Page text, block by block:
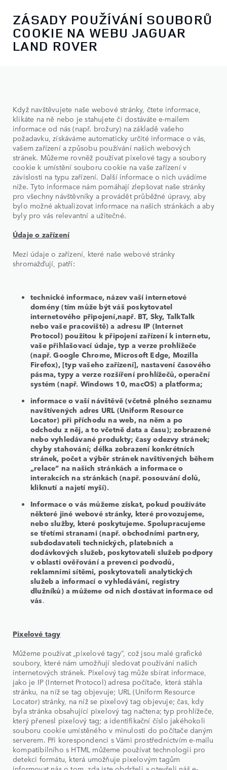
ZÁSADY POUŽÍVÁNÍ SOUBORŮ
COOKIE NA WEBU JAGUAR
LAND ROVER
Když navštěvujete naše webové stránky, čtete informace,
klikáte na ně nebo je stahujete či dostáváte e-mailem
informace od nás (např. brožury) na základě vašeho
požadavku, získáváme automaticky určité informace o vás,
vašem zařízení a způsobu používání našich webových
stránek. Můžeme rovněž používat pixelové tagy a soubory
cookie k umístění souboru cookie na vaše zařízení v
závislosti na typu zařízení. Další informace o nich uvádíme
níže. Tyto informace nám pomáhají zlepšovat naše stránky
pro všechny návštěvníky a provádět průběžné úpravy, aby
bylo možné aktualizovat informace na našich stránkách a aby
byly pro vás relevantní a užitečné.
Údaje o zařízení
Mezi údaje o zařízení, které naše webové stránky
shromažďují, patří:
technické informace, název vaší internetové
domény (tím může být váš poskytovatel
internetového připojení,např. BT, Sky, TalkTalk
nebo vaše pracoviště) a adresu IP (Internet
Protocol) použitou k připojení zařízení k internetu,
vaše přihlašovací údaje, typ a verze prohlížeče
(např. Google Chrome, Microsoft Edge, Mozilla
Firefox), [typ vašeho zařízení], nastavení časového
pásma, typy a verze rozšíření prohlížečů, operační
systém (např. Windows 10, macOS) a platforma;
informace o vaší návštěvě (včetně plného seznamu
navštívených adres URL (Uniform Resource
Locator) při příchodu na web, na něm a po
odchodu z něj, a to včetně data a času); zobrazené
nebo vyhledávané produkty; časy odezvy stránek;
chyby stahování; délka zobrazení konkrétních
stránek, počet a výběr stránek navštívených během
„relace“ na našich stránkách a informace o
interakcích na stránkách (např. posouvání dolů,
kliknutí a najetí myší).
Informace o vás můžeme získat, pokud používáte
některé jiné webové stránky, které provozujeme,
nebo služby, které poskytujeme. Spolupracujeme
se třetími stranami (např. obchodními partnery,
subdodavateli technických, platebních a
dodávkových služeb, poskytovateli služeb podpory
v oblasti ověřování a prevenci podvodů,
reklamními sítěmi, poskytovateli analytických
služeb a informací o vyhledávání, registry
dlužníků) a můžeme od nich dostávat informace od
vás.
Pixelové tagy
Můžeme používat „pixelové tagy“, což jsou malé grafické
soubory, které nám umožňují sledovat používání našich
internetových stránek. Pixelový tag může sbírat informace,
jako je IP (Internet Protocol) adresa počítače, která stáhla
stránku, na níž se tag objevuje; URL (Uniform Resource
Locator) stránky, na níž se pixelový tag objevuje; čas, kdy
byla stránka obsahující pixelový tag načtena; typ prohlížeče,
který přenesl pixelový tag; a identifikační číslo jakéhokoli
souboru cookie umístěného v minulosti do počítače daným
serverem. Při korespondenci s Vámi prostřednictvím e-mailu
kompatibilního s HTML můžeme používat technologii pro
detekci formátu, která umožňuje pixelovým tagům